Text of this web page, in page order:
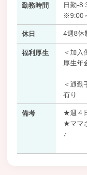
勤務時間
日勤-
※9:00
休日 4週8休
福利厚生
＜加入
厚生年
＜通勤
有り
備考
★週４
★ママ
♪